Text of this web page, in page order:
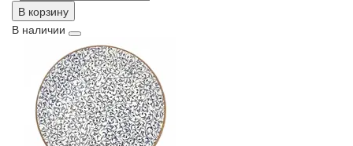
В корзину
В наличии